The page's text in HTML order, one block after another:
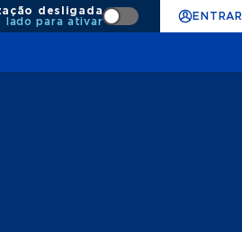
desligada
lado para ativar
ENTRAR